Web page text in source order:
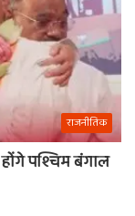
राजनीतिक
पश्चिम बंगाल